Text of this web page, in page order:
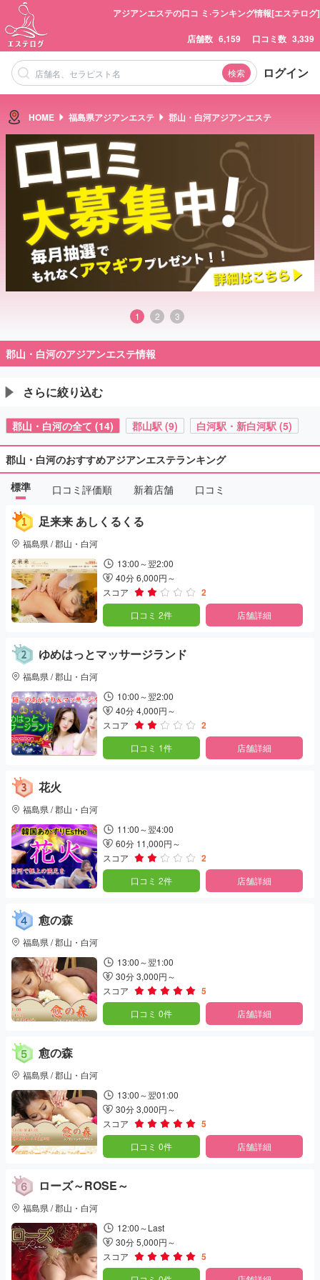
アジアンエステの口コ ミ·ランキング情報[エステログ]
店舗数 6,159 口コミ数 3,339
検索 ログイン
HOME 福島県アジアンエステ 郡山・白河アジアンエステ
1 2 3
郡山・白河のアジアンエステ情報
さらに絞り込む
郡山・白河の全て (14) 郡山駅 (9) 白河駅・新白河駅 (5)
郡山・白河のおすすめアジアンエステランキング
標準
口コミ評価順 新着店舗 口コミ
足来来 あしくるくる
福島県 / 郡山・白河
13:00～翌2:00
40分 6,000円～
スコア
2
口コミ 2件 店舗詳細
ゆめはっとマッサージランド
福島県 / 郡山・白河
10:00～翌2:00
40分 4,000円～
スコア
2
口コミ 1件 店舗詳細
花火
福島県 / 郡山・白河
11:00～翌4:00
60分 11,000円～
スコア
2
口コミ 2件 店舗詳細
愈の森
福島県 / 郡山・白河
13:00～翌1:00
30分 3,000円～
スコア
5
口コミ 0件 店舗詳細
愈の森
福島県 / 郡山・白河
13:00～翌01:00
30分 3,000円～
スコア
5
口コミ 0件 店舗詳細
ローズ～ROSE～
福島県 / 郡山・白河
12:00～Last
30分 5,000円～
スコア
5